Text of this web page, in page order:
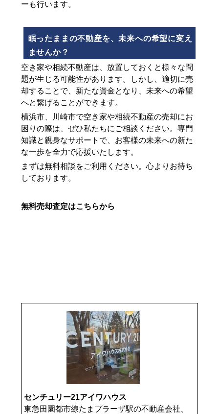
ーも行います。
眠ったままの不動産を、未来への希望に変え
ませんか？
空き家や相続不動産は、放置しておくと様々な問
題が生じる可能性があります。しかし、適切に売
却することで、新たな資金となり、未来への希望
へと繋げることができます。
横浜市、川崎市で空き家や相続不動産の売却にお
困りの際は、ぜひ私たちにご相談ください。専門
知識と親身なサポートで、お客様の未来への新た
な一歩を全力で応援いたします。
まずは無料相談をご利用ください。心よりお待ち
しております。
無料売却査定はこちらから
センチュリー21アイワハウス
東急田園都市線たまプラーザ駅の不動産会社、